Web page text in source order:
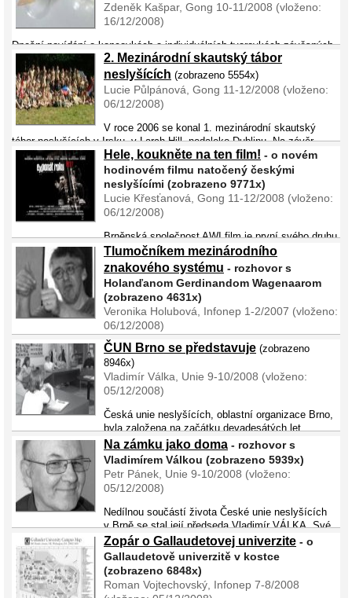
Zdeněk Kašpar, Gong 10-11/2008 (vloženo:
16/12/2008)
Dnešní povídání o koncovkách a individuálních tvarovkách závěsných
sluchadel navazuje na minulý článek. Stručně připomenu, že bez
správné koncovky se nedá sluchadlo používat a že nejčastější
problémy s&nb ...
2. Mezinárodní skautský tábor
neslyšících (zobrazeno 5554x)
Lucie Půlpánová, Gong 11-12/2008 (vloženo:
06/12/2008)
V roce 2006 se konal 1. mezinárodní skautský
tábor neslyšících v Irsku, v Larch Hill, nedaleko Dublinu. Na závěr
tábora nás Irové požádali, zda bychom po nich převzali štafetu
a uspořádali další tábor za dva roky v&nbs ...
Hele, koukněte na ten film! - o novém
hodinovém filmu natočený českými
neslyšícími (zobrazeno 9771x)
Lucie Křesťanová, Gong 11-12/2008 (vloženo:
06/12/2008)
Brněnská společnost AWI film je první svého druhu
v České republice, která produkuje hrané filmy vyrobené samotnými
neslyšícími. Ideou této společnosti je prostřednictvím filmů přiblížit
většinové veřejnosti způsob ži ...
Tlumočníkem mezinárodního
znakového systému - rozhovor s
Holanďanom Gerdinandom Wagenaarom
(zobrazeno 4631x)
Veronika Holubová, Infonep 1-2/2007 (vloženo:
06/12/2008)
Predstavujeme Vám ďalšiu osobu Gerdinanda Wagenaara. Wagenaar
ovláda perfektne rodný posunkový jazyk, dokonca aj medzinárodný. Tí,
ktorího nepoznajú, by si mysleli, že je zo sveta ticha. Pravda je však
iná. Tento 43 ročný sympatický ...
ČUN Brno se představuje (zobrazeno
8946x)
Vladimír Válka, Unie 9-10/2008 (vloženo:
05/12/2008)
Česká unie neslyšících, oblastní organizace Brno,
byla založena na začátku devadesátých let
minulého století, v roce 1991. Brno je docela velké město, přesto počet
organizací, které hájí zájmy neslyšících, považujeme za ...
Na zámku jako doma - rozhovor s
Vladimírem Válkou (zobrazeno 5939x)
Petr Pánek, Unie 9-10/2008 (vloženo:
05/12/2008)
Nedílnou součástí života České unie neslyšících
v Brně se stal její předseda Vladimír VÁLKA. Své
město i neslyšící v něm zná dokonale. V Brně žije už 65 let. Jako jeden
z nemnoha neslyšících r ...
Zopár o Gallaudetovej univerzite - o
Gallaudetově univerzitě v kostce
(zobrazeno 6848x)
Roman Vojtechovský, Infonep 7-8/2008